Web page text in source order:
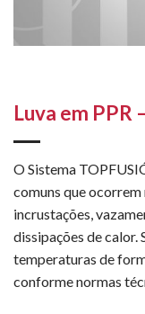
Luva em PPR
O Sistema
comuns que
incrustações,
dissipações de calor.
temperaturas de
conforme normas